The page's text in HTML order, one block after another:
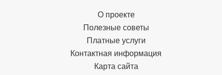
О проекте
Полезные советы
Платные услуги
Контактная информация
Карта сайта